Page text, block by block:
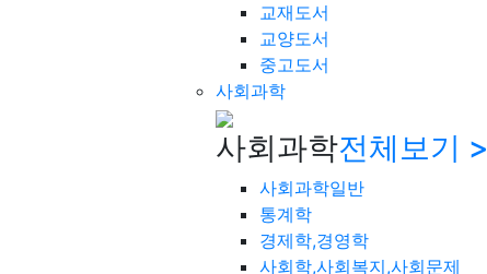
교재도서
교양도서
중고도서
사회과학
사회과학전체보기 >
사회과학일반
통계학
경제학,경영학
사회학,사회복지,사회문제